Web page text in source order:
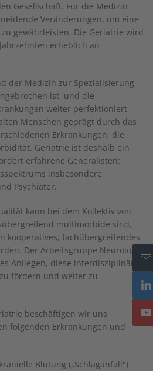
Gesellschaft. Für die Medizin
Veränderungen, um eine
gewährleisten. Die Geriatrie wird
erheblich an
der Medizin zur Spezialisierung
ist, und die
weiter perfektioniert
Menschen geprägt durch das
Erkrankungen, die
Geriatrie ist deshalb ein
erfahrene Generalisten:
insbesondere
Psychiater.
kann bei dem Kollektiv von
multimorbide sind,
kooperatives, fachübergreifendes
Der Arbeitsgruppe Neurologie
Anliegen, diese interdisziplinäre
fördern und weiter zu
beschäftigen wir uns
folgenden Erkrankungen und
Blutung („Schlaganfall")